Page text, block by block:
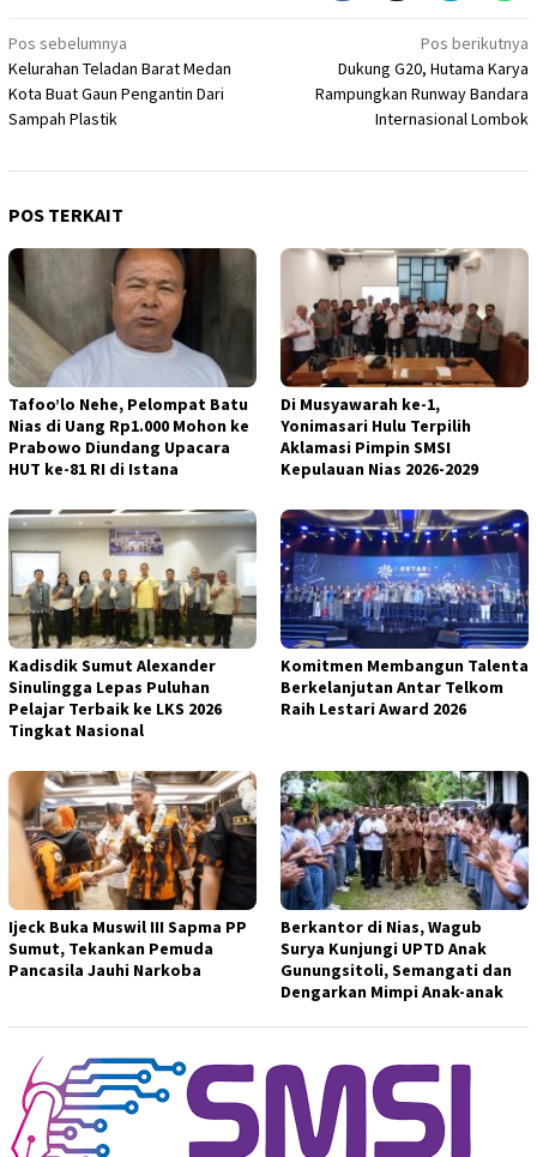
Navigasi
pos
Pos sebelumnya
Kelurahan Teladan Barat Medan
Kota Buat Gaun Pengantin Dari
Sampah Plastik
Pos berikutnya
Dukung G20, Hutama Karya
Rampungkan Runway Bandara
Internasional Lombok
POS TERKAIT
Tafoo’lo Nehe, Pelompat Batu
Nias di Uang Rp1.000 Mohon ke
Prabowo Diundang Upacara
HUT ke-81 RI di Istana
Di Musyawarah ke-1,
Yonimasari Hulu Terpilih
Aklamasi Pimpin SMSI
Kepulauan Nias 2026-2029
Kadisdik Sumut Alexander
Sinulingga Lepas Puluhan
Pelajar Terbaik ke LKS 2026
Tingkat Nasional
Komitmen Membangun Talenta
Berkelanjutan Antar Telkom
Raih Lestari Award 2026
Ijeck Buka Muswil III Sapma PP
Sumut, Tekankan Pemuda
Pancasila Jauhi Narkoba
Berkantor di Nias, Wagub
Surya Kunjungi UPTD Anak
Gunungsitoli, Semangati dan
Dengarkan Mimpi Anak-anak